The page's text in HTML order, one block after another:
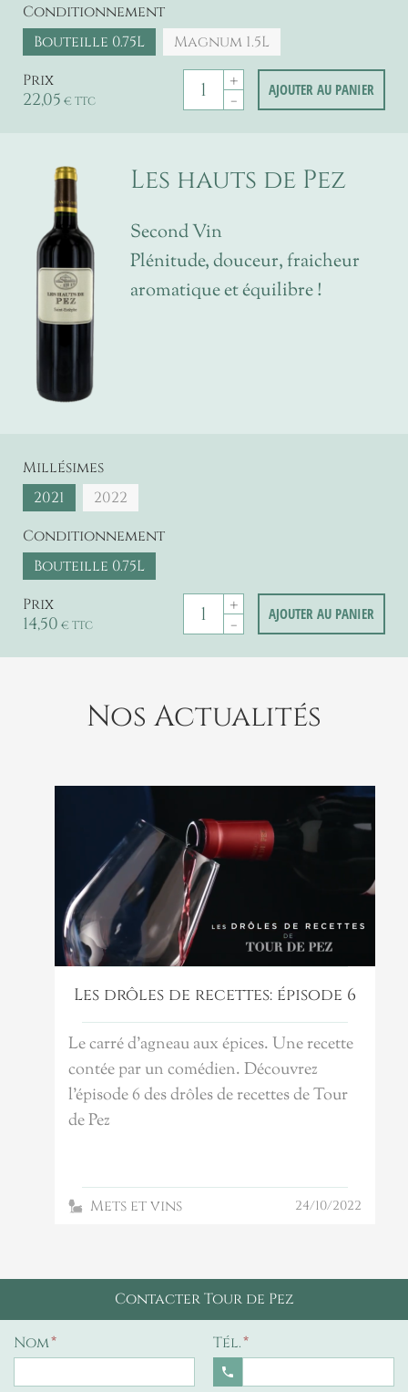
Conditionnement
Bouteille 0.75L
Magnum 1.5L
Prix
22,05 € TTC
+
-
AJOUTER AU PANIER
Les hauts de Pez
Second Vin
Plénitude, douceur, fraicheur
aromatique et équilibre !
Millésimes
2021
2022
Conditionnement
Bouteille 0.75L
Prix
14,50 € TTC
+
-
AJOUTER AU PANIER
Nos Actualités
Les drôles de recettes: épisode 6
Le carré d’agneau aux épices. Une recette
contée par un comédien. Découvrez
l'épisode 6 des drôles de recettes de Tour
de Pez
Mets et vins 24/10/2022
Contacter Tour de Pez
Nom Tél.
phone